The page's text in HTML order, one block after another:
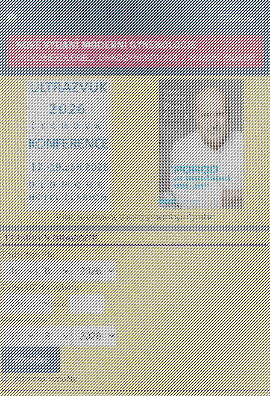
Menu
TERMÍNY V GRAVIDITĚ
Zadej den PM:
Zadej UZ dle výběru:
mm:
Měřeno dne:
Klasické výpočty
Vstup do uzavřené skupiny gynekologů Gynstart